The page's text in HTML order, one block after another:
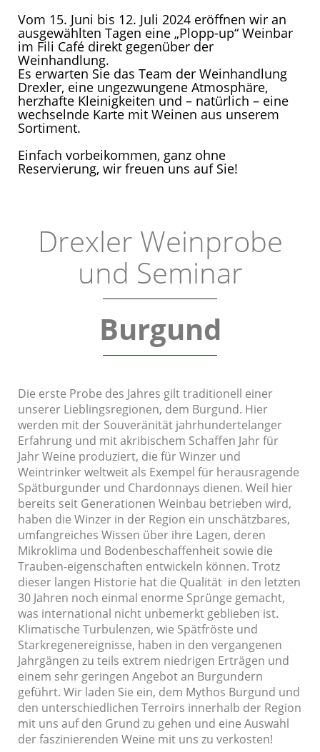
Vom 15. Juni bis 12. Juli 2024 eröffnen wir an
ausgewählten Tagen eine „Plopp-up“ Weinbar
im Fili Café direkt gegenüber der
Weinhandlung.
Es erwarten Sie das Team der Weinhandlung
Drexler, eine ungezwungene Atmosphäre,
herzhafte Kleinigkeiten und – natürlich – eine
wechselnde Karte mit Weinen aus unserem
Sortiment.
Einfach vorbeikommen, ganz ohne
Reservierung, wir freuen uns auf Sie!
Drexler Weinprobe
und Seminar
Burgund
Die erste Probe des Jahres gilt traditionell einer
unserer Lieblingsregionen, dem Burgund. Hier
werden mit der Souveränität jahrhundertelanger
Erfahrung und mit akribischem Schaffen Jahr für
Jahr Weine produziert, die für Winzer und
Weintrinker weltweit als Exempel für herausragende
Spätburgunder und Chardonnays dienen. Weil hier
bereits seit Generationen Weinbau betrieben wird,
haben die Winzer in der Region ein unschätzbares,
umfangreiches Wissen über ihre Lagen, deren
Mikroklima und Bodenbeschaffenheit sowie die
Trauben-eigenschaften entwickeln können. Trotz
dieser langen Historie hat die Qualität in den letzten
30 Jahren noch einmal enorme Sprünge gemacht,
was international nicht unbemerkt geblieben ist.
Klimatische Turbulenzen, wie Spätfröste und
Starkregenereignisse, haben in den vergangenen
Jahrgängen zu teils extrem niedrigen Erträgen und
einem sehr geringen Angebot an Burgundern
geführt. Wir laden Sie ein, dem Mythos Burgund und
den unterschiedlichen Terroirs innerhalb der Region
mit uns auf den Grund zu gehen und eine Auswahl
der faszinierenden Weine mit uns zu verkosten!